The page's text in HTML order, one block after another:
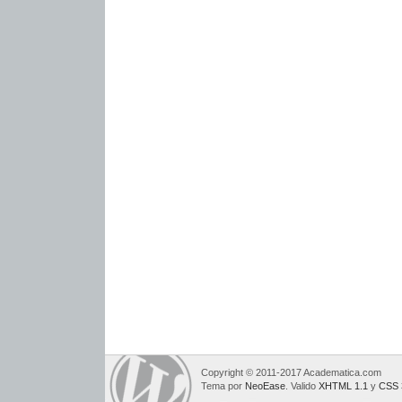
Copyright © 2011-2017 Academatica.com
Tema por NeoEase . Valido XHTML 1.1 y CSS